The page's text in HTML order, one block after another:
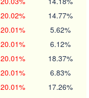
20.02% 14.77%
20.01% 5.62%
20.01% 6.12%
20.01% 18.37%
20.01% 6.83%
20.01% 17.26%